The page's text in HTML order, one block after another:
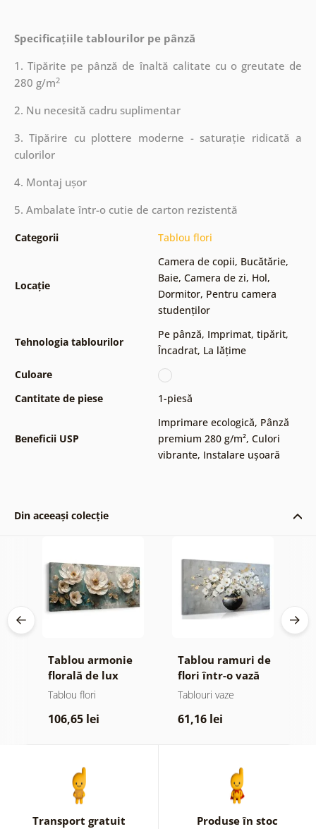
Specificațiile tablourilor pe pânză
1. Tipărite pe pânză de înaltă calitate cu o greutate de
280 g/m2
2. Nu necesită cadru suplimentar
3. Tipărire cu plottere moderne - saturație ridicată a
culorilor
4. Montaj ușor
5. Ambalate într-o cutie de carton rezistentă
Categorii Tablou flori
Locație
Camera de copii, Bucătărie,
Baie, Camera de zi, Hol,
Dormitor, Pentru camera
studenților
Tehnologia tablourilor
Pe pânză, Imprimat, tipărit,
Încadrat, La lățime
Culoare
Cantitate de piese
1-piesă
Beneficii USP
Imprimare ecologică, Pânză
premium 280 g/m², Culori
vibrante, Instalare ușoară
Din aceeași colecție
Tablou armonie
florală de lux
Tablou flori
106,65 lei
Tablou ramuri de
flori într-o vază
neagră
Tablouri vaze
61,16 lei
Transport gratuit Produse în stoc